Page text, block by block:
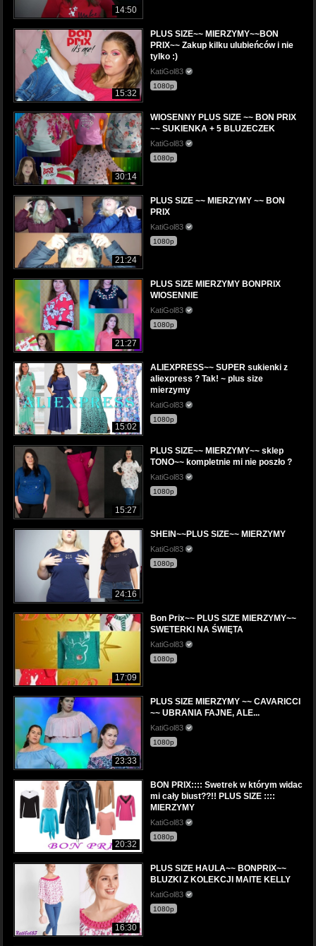
14:50
15:32
PLUS SIZE~~ MIERZYMY~~BON
PRIX~~ Zakup kilku ulubieńców i nie
tylko :)
KatiGol83
1080p
30:14
WIOSENNY PLUS SIZE ~~ BON PRIX
~~ SUKIENKA + 5 BLUZECZEK
KatiGol83
1080p
21:24
PLUS SIZE ~~ MIERZYMY ~~ BON
PRIX
KatiGol83
1080p
21:27
PLUS SIZE MIERZYMY BONPRIX
WIOSENNIE
KatiGol83
1080p
15:02
ALIEXPRESS~~ SUPER sukienki z
aliexpress ? Tak! ~ plus size
mierzymy
KatiGol83
1080p
15:27
PLUS SIZE~~ MIERZYMY~~ sklep
TONO~~ kompletnie mi nie poszło ?
KatiGol83
1080p
24:16
SHEIN~~PLUS SIZE~~ MIERZYMY
KatiGol83
1080p
17:09
Bon Prix~~ PLUS SIZE MIERZYMY~~
SWETERKI NA ŚWIĘTA
KatiGol83
1080p
23:33
PLUS SIZE MIERZYMY ~~ CAVARICCI
~~ UBRANIA FAJNE, ALE...
KatiGol83
1080p
20:32
BON PRIX:::: Swetrek w którym widac
mi cały biust??!! PLUS SIZE ::::
MIERZYMY
KatiGol83
1080p
16:30
PLUS SIZE HAULA~~ BONPRIX~~
BLUZKI Z KOLEKCJI MAITE KELLY
KatiGol83
1080p